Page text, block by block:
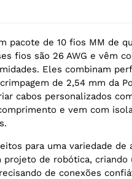
pacote de 10 fios MM de
fios são 26 AWG e vêm
Eles combinam
de 2,54 mm da
cabos personalizados
e vem com
para uma variedade de
projeto de robótica,
de conexões